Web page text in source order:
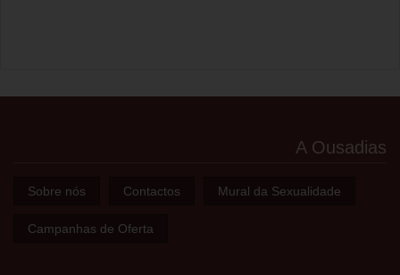
A Ousadias
Sobre nós Contactos Mural da Sexualidade
Campanhas de Oferta